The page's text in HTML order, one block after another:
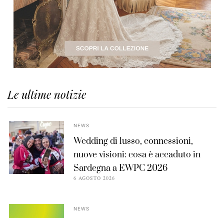
Le ultime notizie
NEWS
Wedding di lusso, connessioni,
nuove visioni: cosa è accaduto in
Sardegna a EWPC 2026
6 AGOSTO 2026
NEWS